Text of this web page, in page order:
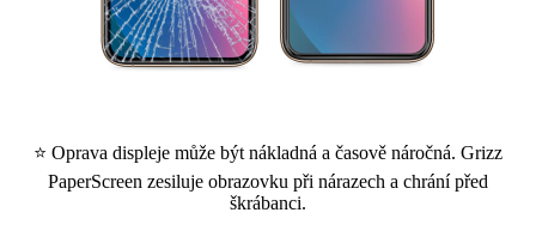
⭐ Oprava displeje může být nákladná a časově náročná. Grizz
PaperScreen zesiluje obrazovku při nárazech a chrání před
škrábanci.